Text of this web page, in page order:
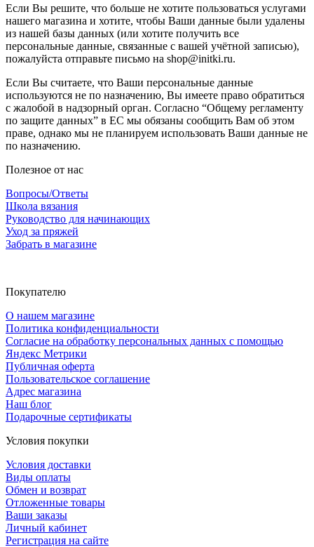
Если Вы решите, что больше не хотите пользоваться услугами
нашего магазина и хотите, чтобы Ваши данные были удалены
из нашей базы данных (или хотите получить все
персональные данные, связанные с вашей учётной записью),
пожалуйста отправьте письмо на shop@initki.ru.
Если Вы считаете, что Ваши персональные данные
используются не по назначению, Вы имеете право обратиться
с жалобой в надзорный орган. Согласно “Общему регламенту
по защите данных” в ЕС мы обязаны сообщить Вам об этом
праве, однако мы не планируем использовать Ваши данные не
по назначению.
Полезное от нас
Вопросы/Ответы
Школа вязания
Руководство для начинающих
Уход за пряжей
Забрать в магазине
Покупателю
О нашем магазине
Политика конфиденциальности
Согласие на обработку персональных данных с помощью
Яндекс Метрики
Публичная оферта
Пользовательское соглашение
Адрес магазина
Наш блог
Подарочные сертификаты
Условия покупки
Условия доставки
Виды оплаты
Обмен и возврат
Отложенные товары
Ваши заказы
Личный кабинет
Регистрация на сайте